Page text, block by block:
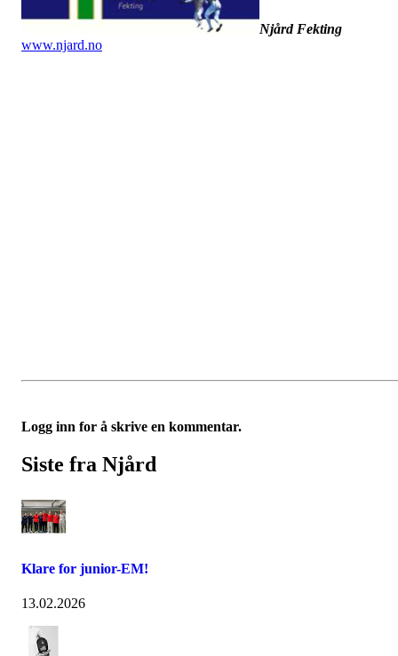
Njård Fekting
www.njard.no
Logg inn for å skrive en kommentar.
Siste fra Njård
Klare for junior-EM!
13.02.2026